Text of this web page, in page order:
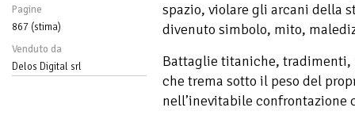
Pagine
867 (stima)
Venduto da
Delos Digital srl
spazio, violare gli arcani della
divenuto simbolo, mito,
Battaglie titaniche, tradimenti,
che trema sotto il peso del
nell’inevitabile confrontazione